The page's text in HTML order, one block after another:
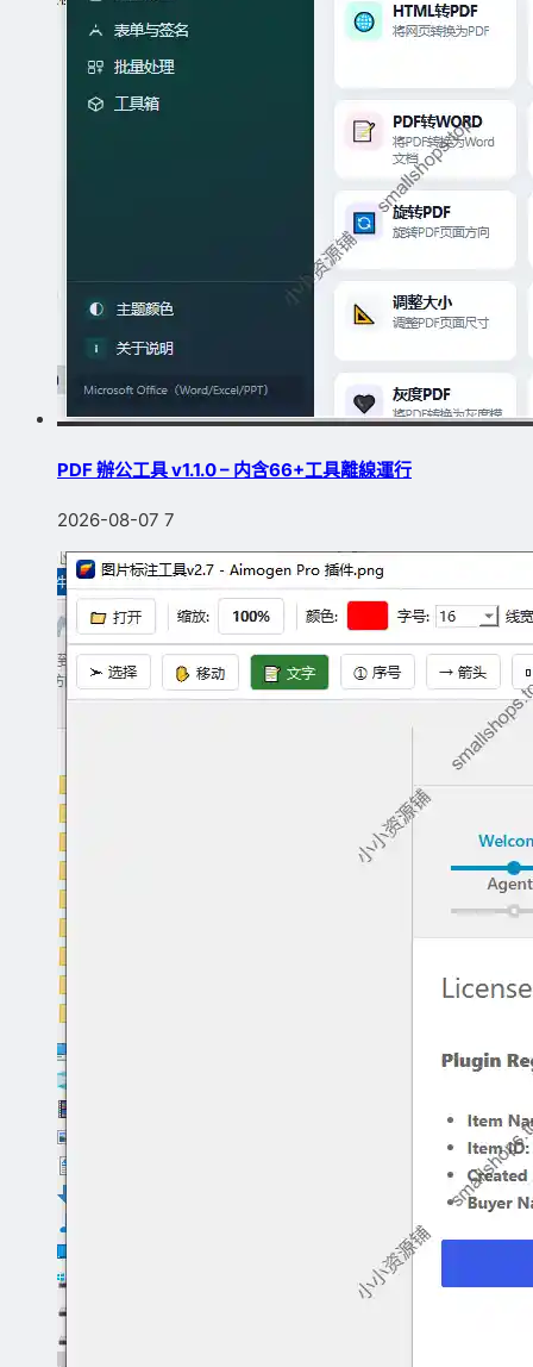
PDF 辦公工具 v1.1.0 – 内含66+工具離線運行
2026-08-07 7